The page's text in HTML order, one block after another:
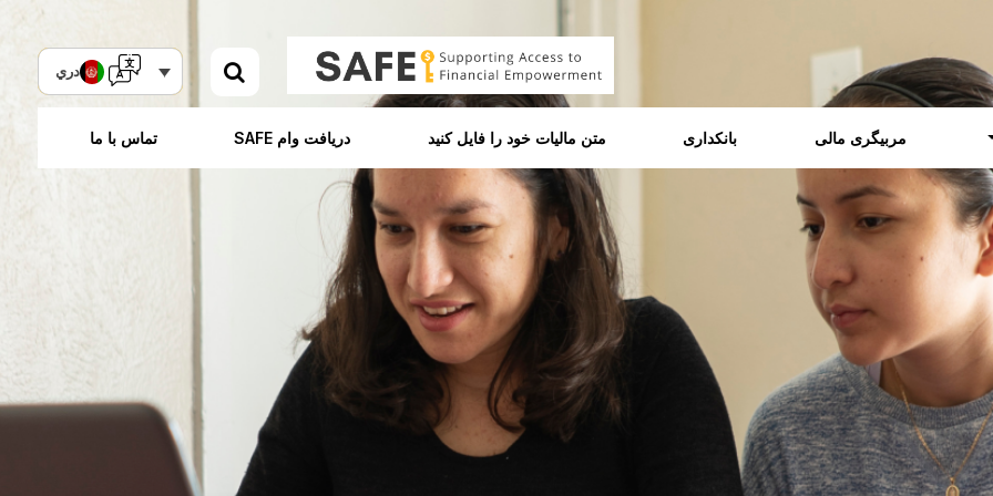
دري
مربیگری مالی بانکداری متن مالیات خود را فایل کنید دریافت وام SAFE تماس با ما